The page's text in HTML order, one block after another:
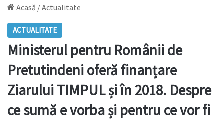
Acasă /Actualitate
ACTUALITATE
Ministerul pentru Românii de
Pretutindeni oferă finanțare
Ziarului TIMPUL și în 2018. Despre
ce sumă e vorba și pentru ce vor fi